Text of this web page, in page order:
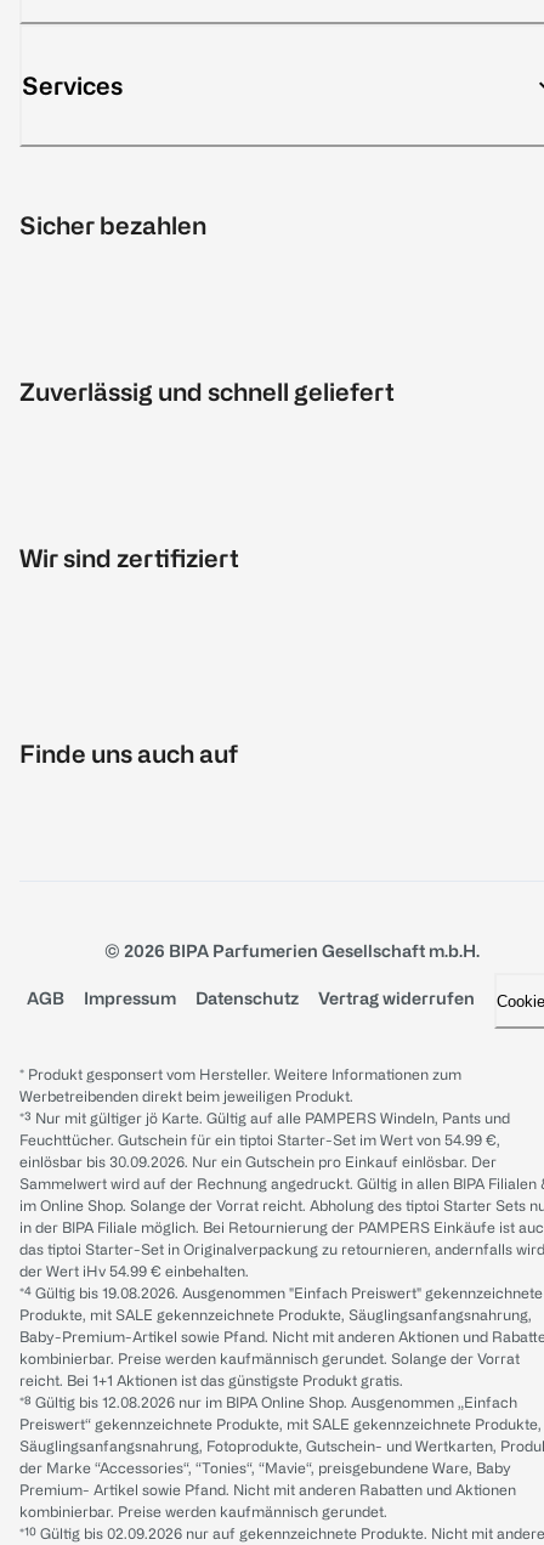
Services
Sicher bezahlen
Zuverlässig und schnell geliefert
Wir sind zertifiziert
Finde uns auch auf
© 2026 BIPA Parfumerien Gesellschaft m.b.H.
AGB Impressum Datenschutz Vertrag widerrufen
* Produkt gesponsert vom Hersteller. Weitere Informationen zum
Werbetreibenden direkt beim jeweiligen Produkt.
*³ Nur mit gültiger jö Karte. Gültig auf alle PAMPERS Windeln, Pants und
Feuchttücher. Gutschein für ein tiptoi Starter-Set im Wert von 54.99 €,
einlösbar bis 30.09.2026. Nur ein Gutschein pro Einkauf einlösbar. Der
Sammelwert wird auf der Rechnung angedruckt. Gültig in allen BIPA Filialen
im Online Shop. Solange der Vorrat reicht. Abholung des tiptoi Starter Sets
in der BIPA Filiale möglich. Bei Retournierung der PAMPERS Einkäufe ist
das tiptoi Starter-Set in Originalverpackung zu retournieren, andernfalls wird
der Wert iHv 54.99 € einbehalten.
*⁴ Gültig bis 19.08.2026. Ausgenommen "Einfach Preiswert" gekennzeichnete
Produkte, mit SALE gekennzeichnete Produkte, Säuglingsanfangsnahrung,
Baby-Premium-Artikel sowie Pfand. Nicht mit anderen Aktionen und
kombinierbar. Preise werden kaufmännisch gerundet. Solange der Vorrat
reicht. Bei 1+1 Aktionen ist das günstigste Produkt gratis.
*⁸ Gültig bis 12.08.2026 nur im BIPA Online Shop. Ausgenommen „Einfach
Preiswert“ gekennzeichnete Produkte, mit SALE gekennzeichnete Produkte,
Säuglingsanfangsnahrung, Fotoprodukte, Gutschein- und Wertkarten,
der Marke “Accessories“, “Tonies“, “Mavie“, preisgebundene Ware, Baby
Premium- Artikel sowie Pfand. Nicht mit anderen Rabatten und Aktionen
kombinierbar. Preise werden kaufmännisch gerundet.
*¹⁰ Gültig bis 02.09.2026 nur auf gekennzeichnete Produkte. Nicht mit